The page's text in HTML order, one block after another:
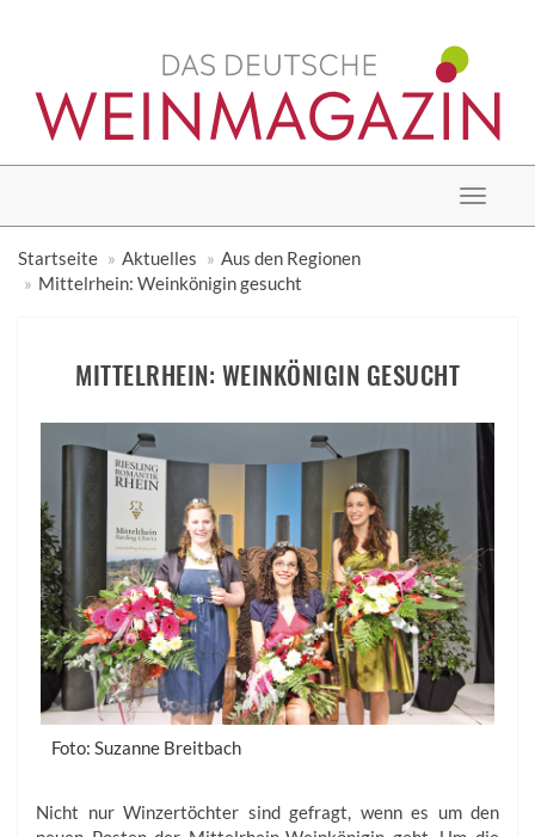
Toggle
Startseite
Aktuelles
Aus den Regionen
Mittelrhein: Weinkönigin gesucht
MITTELRHEIN: WEINKÖNIGIN GESUCHT
Foto: Suzanne Breitbach
Nicht nur Winzertöchter sind gefragt, wenn es um den